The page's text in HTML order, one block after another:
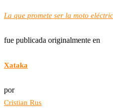
La que promete ser la moto
fue publicada originalmente en
Xataka
por
Cristian Rus